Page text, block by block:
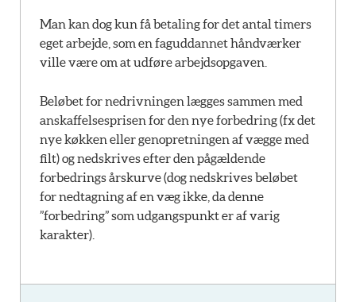
Man kan dog kun få betaling for det antal timers
eget arbejde, som en faguddannet håndværker
ville være om at udføre arbejdsopgaven.
Beløbet for nedrivningen lægges sammen med
anskaffelsesprisen for den nye forbedring (fx det
nye køkken eller genopretningen af vægge med
filt) og nedskrives efter den pågældende
forbedrings årskurve (dog nedskrives beløbet
for nedtagning af en væg ikke, da denne
”forbedring” som udgangspunkt er af varig
karakter).